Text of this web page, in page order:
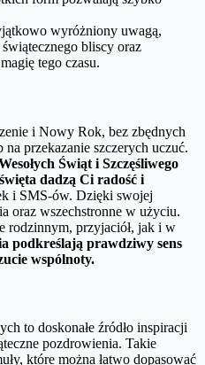
wyróżniony uwagą,
bliscy oraz
tego czasu.
i Nowy Rok, bez zbędnych
przekazanie szczerych uczuć.
Świąt i Szczęśliwego
dadzą Ci radość i
i SMS-ów. Dzięki swojej
oraz wszechstronne w użyciu.
rodzinnym, przyjaciół, jak i w
podkreślają prawdziwy sens
wspólnoty.
to doskonałe źródło inspiracji
pozdrowienia. Takie
które można łatwo dopasować